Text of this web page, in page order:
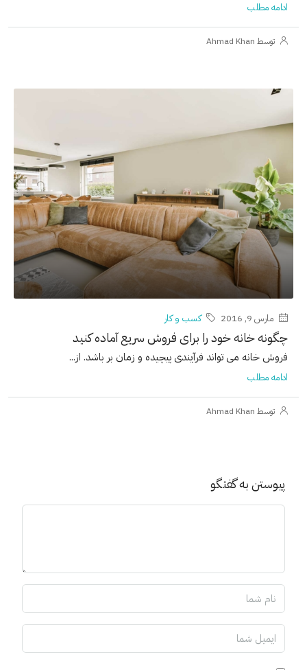
ادامه مطلب
توسط Ahmad Khan
مارس 9, 2016 کسب و کار
چگونه خانه خود را برای فروش سریع آماده کنید
فروش خانه می تواند فرآیندی پیچیده و زمان بر باشد. از...
ادامه مطلب
توسط Ahmad Khan
پیوستن به گفتگو